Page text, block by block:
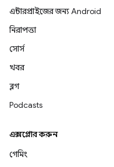
এন্টারপ্রাইজের জন্য Android
নিরাপত্তা
সোর্স
খবর
ব্লগ
Podcasts
এক্সপ্লোর করুন
গেমিং